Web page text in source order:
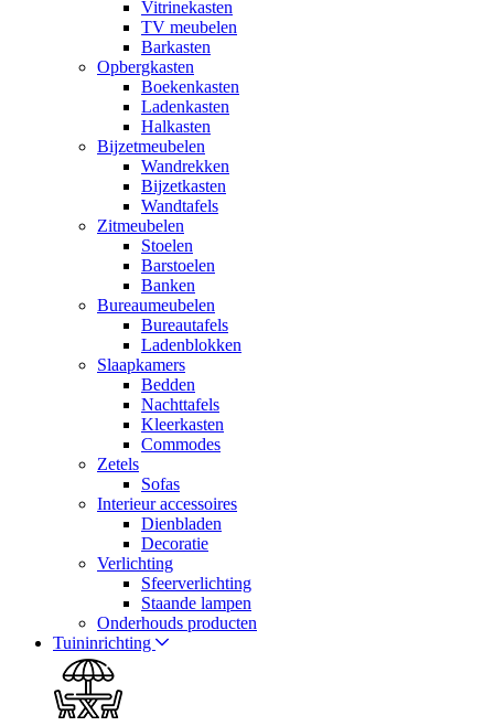
Vitrinekasten
TV meubelen
Barkasten
Opbergkasten
Boekenkasten
Ladenkasten
Halkasten
Bijzetmeubelen
Wandrekken
Bijzetkasten
Wandtafels
Zitmeubelen
Stoelen
Barstoelen
Banken
Bureaumeubelen
Bureautafels
Ladenblokken
Slaapkamers
Bedden
Nachttafels
Kleerkasten
Commodes
Zetels
Sofas
Interieur accessoires
Dienbladen
Decoratie
Verlichting
Sfeerverlichting
Staande lampen
Onderhouds producten
Tuininrichting